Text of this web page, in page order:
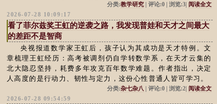
分类:教学研究| 评论:0 | 浏览:3| 阅读全文
2026-07-28 10:09:17
看了菲尔兹奖王虹的逆袭之路，我发现普娃和天才之间最大
的差距不是智商
央视报道数学家王虹后，孩子认为其成功是天才特例。文
章梳理王虹经历：高考被调剂仍自学转数学系，在天才云集的
北大隐忍坚持，耗费多年攻克百年数学难题。作者指出，决定
人高度的是行动力、韧性与定力，这份心性普通人皆可学习。
分类:杂七杂八 | 评论:0 | 浏览:2| 阅读全文
2026-07-28 09:54:59